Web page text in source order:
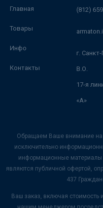
Главная
Товары
Инфо
Контакты
(812)
г.
В.О.
17-я
«А»
Обращаем Ваше внимание на
исключительно
информационные
являются публичной офертой,
437
Ваш заказ, включая стоимость